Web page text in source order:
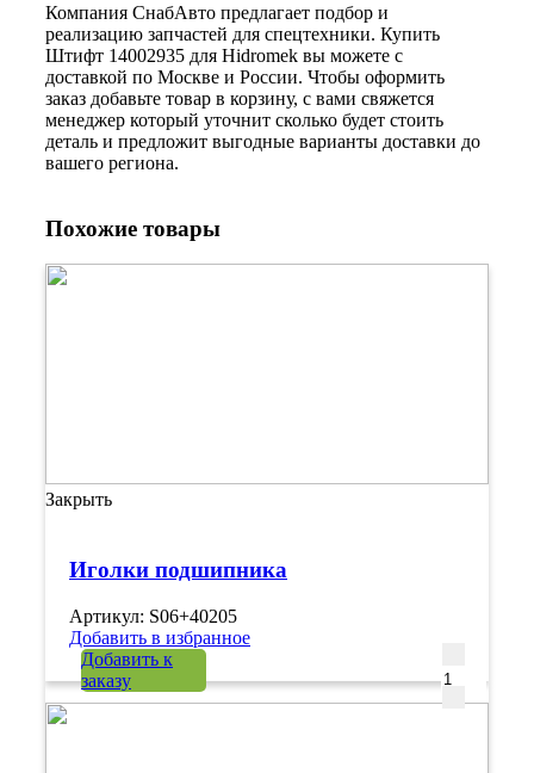
Компания СнабАвто предлагает подбор и
реализацию запчастей для спецтехники. Купить
Штифт 14002935 для Hidromek вы можете с
доставкой по Москве и России. Чтобы оформить
заказ добавьте товар в корзину, с вами свяжется
менеджер который уточнит сколько будет стоить
деталь и предложит выгодные варианты доставки до
вашего региона.
Похожие товары
Закрыть
Иголки подшипника
Артикул: S06+40205
Добавить в избранное
Добавить к
заказу